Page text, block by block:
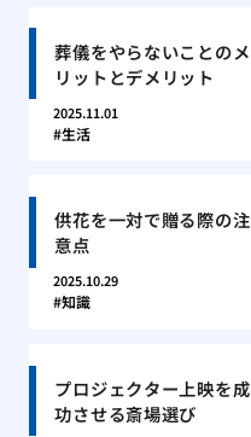
葬儀をやらないことのメ
リットとデメリット
2025.11.01
生活
供花を一対で贈る際の注
意点
2025.10.29
知識
プロジェクター上映を成
功させる斎場選び